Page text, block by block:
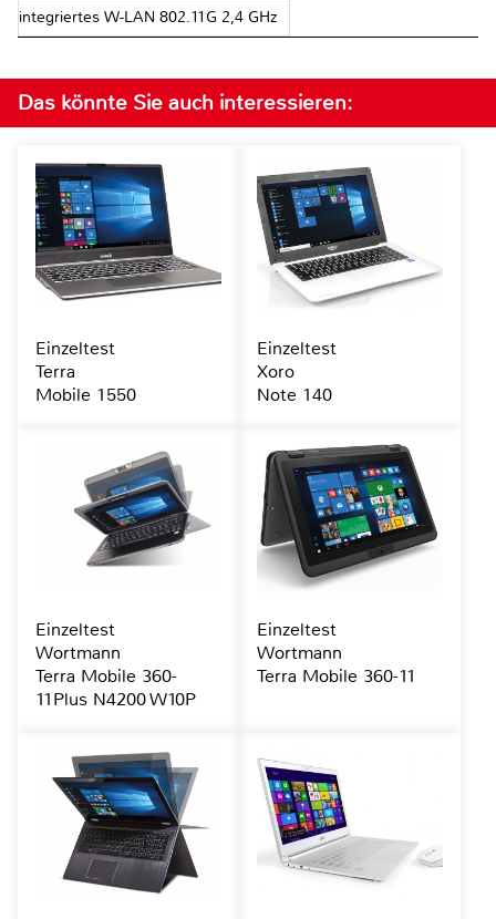
integriertes W-LAN 802.11G 2,4 GHz
Das könnte Sie auch interessieren:
Einzeltest
Terra
Mobile 1550
Einzeltest
Xoro
Note 140
Einzeltest
Wortmann
Terra Mobile 360-
11Plus N4200 W10P
Einzeltest
Wortmann
Terra Mobile 360-11